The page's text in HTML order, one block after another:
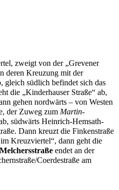
, zweigt von der „Grevener
deren Kreuzung mit der
gleich südlich befindet sich das
die „Kinderhauser Straße“ ab,
gehen nordwärts – von Westen
, der Zuweg zum Martin-
südwärts Heinrich-Hemsath-
. Dann kreuzt die Finkenstraße
Kreuzviertel“, dann geht die
Melchersstraße endet an der
/Coerdestraße am